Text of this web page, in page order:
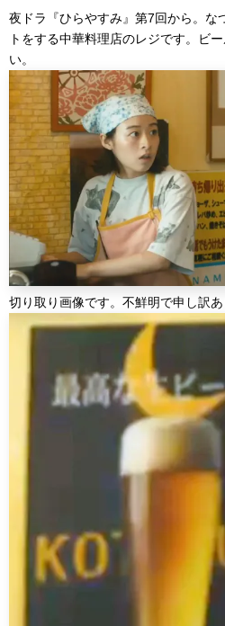
夜ドラ『ひらやすみ』第7回から。な
トをする中華料理店のレジです。ビ
い。
切り取り画像です。不鮮明で申し訳あ